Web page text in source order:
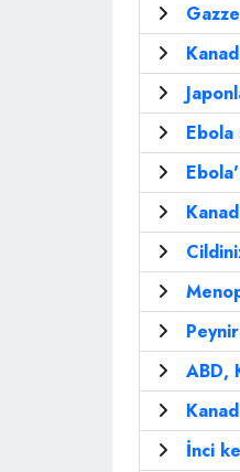
Ebola
ABD,
İnci